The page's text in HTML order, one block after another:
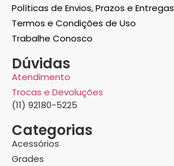
Políticas de Envios, Prazos e Entregas
Termos e Condições de Uso
Trabalhe Conosco
Dúvidas
Atendimento
Trocas e Devoluções
(11) 92180-5225
Categorias
Acessórios
Grades